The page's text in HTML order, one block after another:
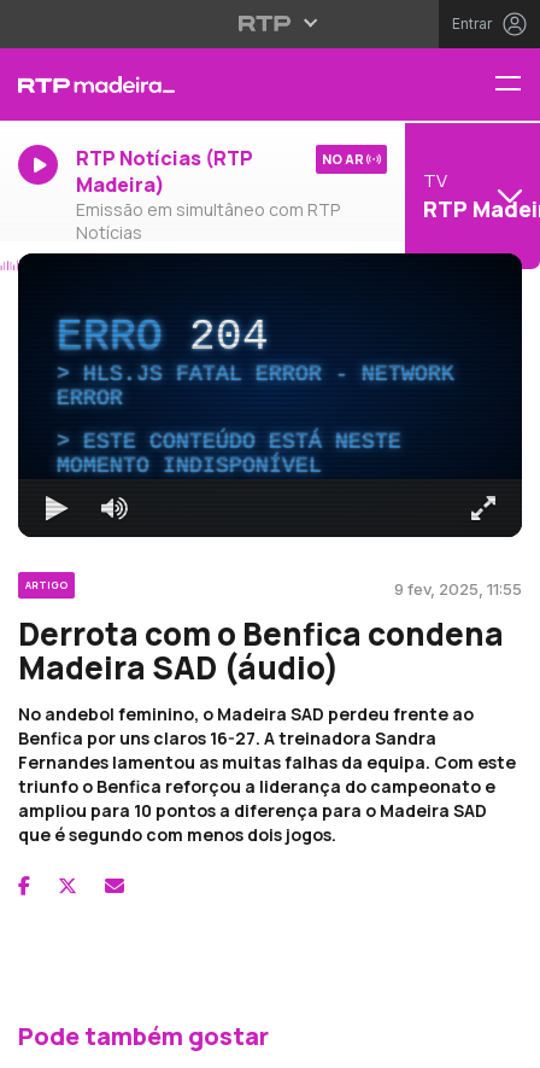
Entrar
RTP Notícias (RTP
Madeira)
Emissão em simultâneo com RTP
Notícias
NO AR
TV
RTP
ERRO204
HLS.JS FATAL ERROR - NETWORK
ERROR
ESTE CONTEÚDO ESTÁ NESTE
MOMENTO INDISPONÍVEL
ARTIGO 9 fev, 2025, 11:55
Derrota com o Benfica condena
Madeira SAD (áudio)
No andebol feminino, o Madeira SAD perdeu frente ao
Benfica por uns claros 16-27. A treinadora Sandra
Fernandes lamentou as muitas falhas da equipa. Com este
triunfo o Benfica reforçou a liderança do campeonato e
ampliou para 10 pontos a diferença para o Madeira SAD
que é segundo com menos dois jogos.
Pode também gostar